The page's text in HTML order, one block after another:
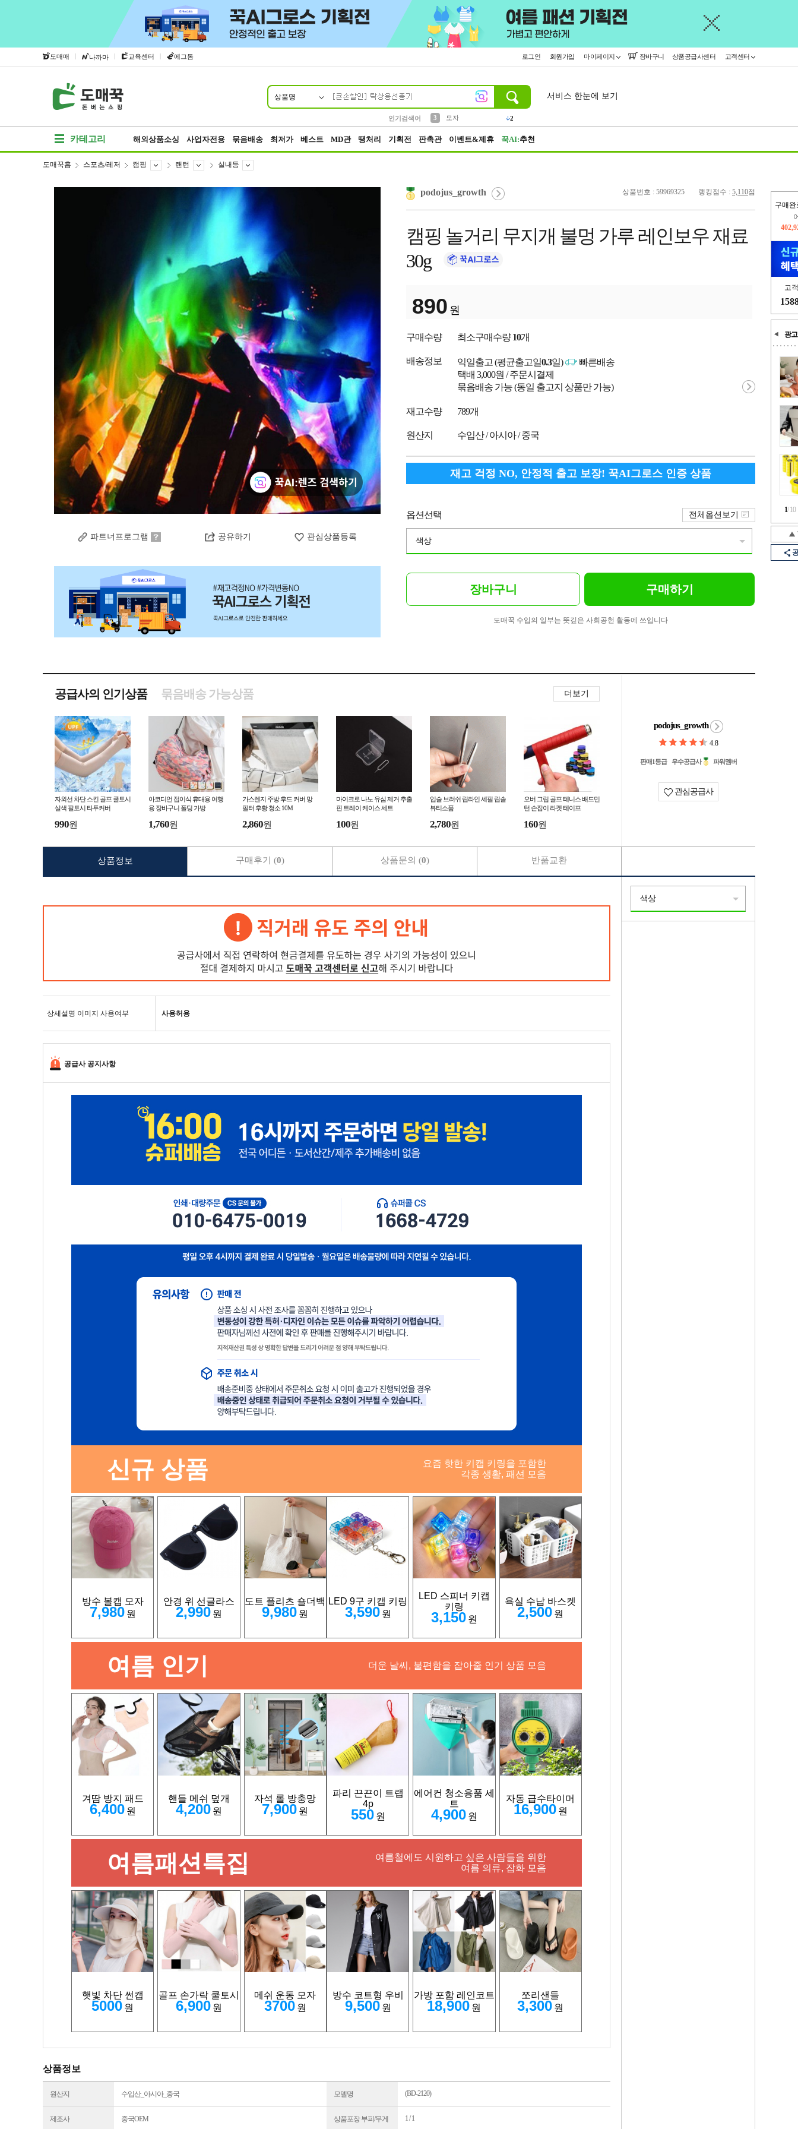
도매매 | 나까마 | 교육센터 | 에그돔 로그인 회원가입 마이페이지 장바구니 상품공급사센터 고객센터
상품명
인기검색어
3
모자
2
서비스 한눈에 보기
카테고리 해외상품소싱 사업자전용 묶음배송 최저가 베스트 MD관 땡처리 기획전 판촉관 이벤트&제휴 꾹AI:추천
구매완
고
광고
1/10
도매꾹홈 스포츠/레저 캠핑 랜턴 실내등
파트너프로그램 공유하기 관심상품등록
상품번호 : 59969325 랭킹점수 : 5,110점
podojus_growth
캠핑 놀거리 무지개 불멍 가루 레인보우 재료
30g
890 원
구매수량 최소구매수량10개
배송정보 익일출고 (평균출고일0.3일)
빠른배송
택배 3,000원 / 주문시결제
묶음배송 가능 (동일 출고지 상품만 가능)
재고수량 789개
원산지 수입산 / 아시아 / 중국
재고 걱정 NO, 안정적 출고 보장! 꾹AI그로스 인증 상품
옵션선택
색상
전체옵션보기
장바구니 구매하기
도매꾹 수입의 일부는 뜻깊은 사회공헌 활동에 쓰입니다
공급사의 인기상품 더보기
묶음배송 가능상품
자외선 차단 스킨 골프 쿨토시
살색 팔토시 타투커버
990원
아코디언 접이식 휴대용 여행
용 장바구니 폴딩 가방
1,760원
가스렌지 주방 후드 커버 망
필터 후황 청소 10M
2,860원
마이크로 나노 유심 제거 추출
핀 트레이 케이스 세트
100원
입술 브러쉬 립라인 세필 립솔
뷰티소품
2,780원
오버 그립 골프 테니스 배드민
턴 손잡이 라켓 테이프
160원
podojus_growth
4.8
판매1등급 우수공급사 파워멤버
관심공급사
상세설명 이미지 사용여부 사용허용
공급사 공지사항
요즘 핫한 키캡 키링을 포함한
각종 생활, 패션 모음
신규 상품
방수 볼캡 모자
7,980 원
안경 위 선글라스
2,990 원
도트 플리츠 숄더백
9,980 원
LED 9구 키캡 키링
3,590 원
LED 스피너 키캡
키링
3,150 원
욕실 수납 바스켓
2,500 원
더운 날씨, 불편함을 잡아줄 인기 상품 모음
여름 인기
겨땀 방지 패드
6,400 원
핸들 메쉬 덮개
4,200 원
자석 롤 방충망
7,900 원
파리 끈끈이 트랩
4p
550 원
에어컨 청소용품 세
트
4,900 원
자동 급수타이머
16,900 원
여름철에도 시원하고 싶은 사람들을 위한
여름 의류, 잡화 모음
여름패션특집
햇빛 차단 썬캡
5000 원
골프 손가락 쿨토시
6,900 원
메쉬 운동 모자
3700 원
방수 코트형 우비
9,500 원
가방 포함 레인코트
18,900 원
쪼리샌들
3,300 원
상품정보
원산지 수입산_아시아_중국 모델명 (BD-2120)
제조사 중국OEM 상품포장 부피/무게 1 / 1
상품정보 구매후기 (0) 상품문의 (0) 반품교환
색상